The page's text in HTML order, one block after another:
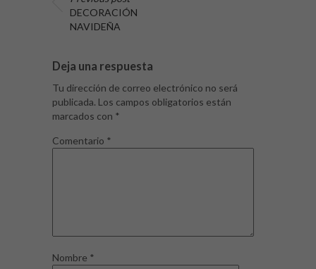
DECORACIÓN
NAVIDEÑA
Deja una respuesta
Tu dirección de correo electrónico no será
publicada. Los campos obligatorios están
marcados con *
Comentario *
Nombre *